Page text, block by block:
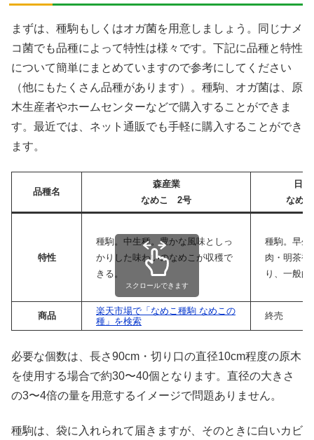
まずは、種駒もしくはオガ菌を用意しましょう。同じナメ
コ菌でも品種によって特性は様々です。下記に品種と特性
について簡単にまとめていますので参考にしてください
（他にもたくさん品種があります）。種駒、オガ菌は、原
木生産者やホームセンターなどで購入することができま
す。最近では、ネット通販でも手軽に購入することができ
ます。
品種名
森産業
なめこ 2号
日
なめ
特性
種駒。中生種。豊かな風味としっ
かりした味わいのなめこが収穫で
きる。
種駒。早生
肉・明茶褐
り、一般的
商品
楽天市場で「なめこ種駒 なめこの
種」を検索
終売
スクロールできます
必要な個数は、長さ90cm・切り口の直径10cm程度の原木
を使用する場合で約30〜40個となります。直径の大きさ
の3〜4倍の量を用意するイメージで問題ありません。
種駒は、袋に入れられて届きますが、そのときに白いカビ